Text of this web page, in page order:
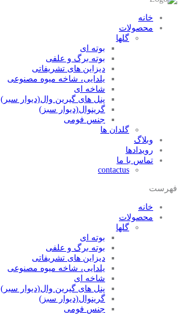
خانه
محصولات
گلها
بوته ای
بوته برگ و علفی
دیزاین های تشریفاتی
یلدایی، شاخه میوه مصنوعی
شاخه ای
پنل های گیرین وال(دیوار سبر)
گرینوال(دیوار سبز)
جنس فومی
گلدان ها
وبلاگ
رویدادها
تماس با ما
contactus
فهرست
خانه
محصولات
گلها
بوته ای
بوته برگ و علفی
دیزاین های تشریفاتی
یلدایی، شاخه میوه مصنوعی
شاخه ای
پنل های گیرین وال(دیوار سبر)
گرینوال(دیوار سبز)
جنس فومی